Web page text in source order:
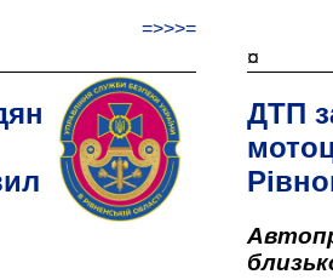
=>>>=
¤
ДТП